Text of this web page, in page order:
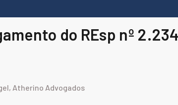
do REsp nº
Atherino Advogados